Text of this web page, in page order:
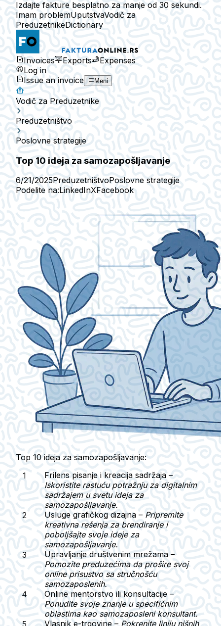
Izdajte fakture besplatno za manje od 30 sekundi.
Imam problemUputstvaVodič za
PreduzetnikeDictionary
Invoices Exports
Expenses
Log in
Issue an invoice
Meni
Vodič za Preduzetnike
Preduzetništvo
Poslovne strategije
Top 10 ideja za samozapošljavanje
6/21/2025PreduzetništvoPoslovne strategije
Podelite na:LinkedInXFacebook
Top 10 ideja za samozapošljavanje:
Frilens pisanje i kreacija sadržaja –
Iskoristite rastuću potražnju za digitalnim
sadržajem u svetu ideja za
samozapošljavanje.
Usluge grafičkog dizajna – Pripremite
kreativna rešenja za brendiranje i
poboljšajte svoje ideje za
samozapošljavanje.
Upravljanje društvenim mrežama –
Pomozite preduzećima da prošire svoj
online prisustvo sa stručnošću
samozaposlenih.
Online mentorstvo ili konsultacije –
Ponudite svoje znanje u specifičnim
oblastima kao samozaposleni konsultant.
Vlasnik e-trgovine – Pokrenite liniju nišnih